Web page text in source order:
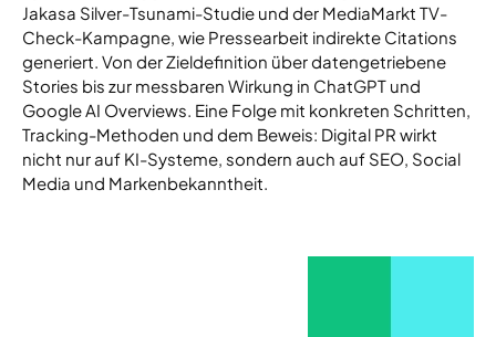
Jakasa Silver-Tsunami-Studie und der MediaMarkt TV-
Check-Kampagne, wie Pressearbeit indirekte Citations
generiert. Von der Zieldefinition über datengetriebene
Stories bis zur messbaren Wirkung in ChatGPT und
Google AI Overviews. Eine Folge mit konkreten Schritten,
Tracking-Methoden und dem Beweis: Digital PR wirkt
nicht nur auf KI-Systeme, sondern auch auf SEO, Social
Media und Markenbekanntheit.